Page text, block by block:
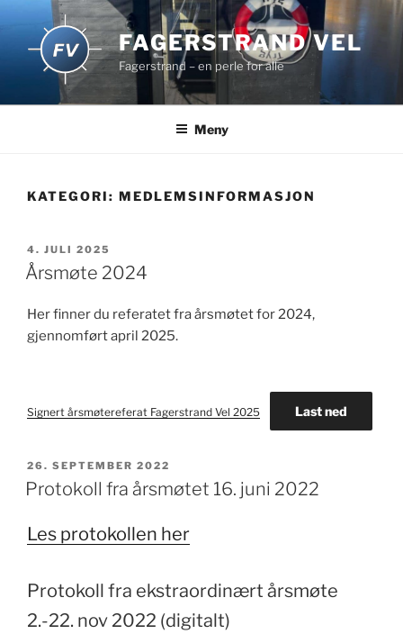
innhold
FAGERSTRAND VEL
Fagerstrand – en perle for alle
Meny
KATEGORI: MEDLEMSINFORMASJON
PUBLISERT
4. JULI 2025
Årsmøte 2024
Her finner du referatet fra årsmøtet for 2024,
gjennomført april 2025.
Signert årsmøtereferat Fagerstrand Vel 2025 Last ned
PUBLISERT
26. SEPTEMBER 2022
Protokoll fra årsmøtet 16. juni 2022
Les protokollen her
Protokoll fra ekstraordinært årsmøte
2.-22. nov 2022 (digitalt)